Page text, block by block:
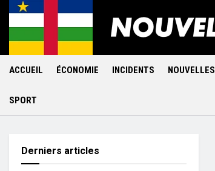
ACCUEIL ÉCONOMIE INCIDENTS NOUVELLES
SPORT
Derniers articles